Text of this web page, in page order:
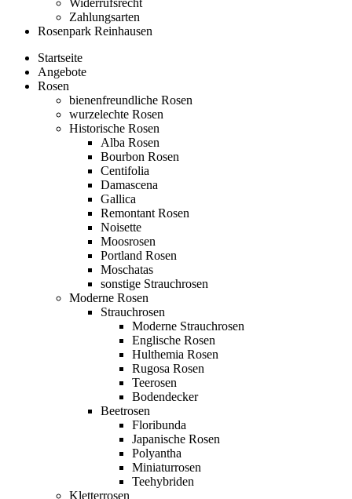
Widerrufsrecht
Zahlungsarten
Rosenpark Reinhausen
Startseite
Angebote
Rosen
bienenfreundliche Rosen
wurzelechte Rosen
Historische Rosen
Alba Rosen
Bourbon Rosen
Centifolia
Damascena
Gallica
Remontant Rosen
Noisette
Moosrosen
Portland Rosen
Moschatas
sonstige Strauchrosen
Moderne Rosen
Strauchrosen
Moderne Strauchrosen
Englische Rosen
Hulthemia Rosen
Rugosa Rosen
Teerosen
Bodendecker
Beetrosen
Floribunda
Japanische Rosen
Polyantha
Miniaturrosen
Teehybriden
Kletterrosen